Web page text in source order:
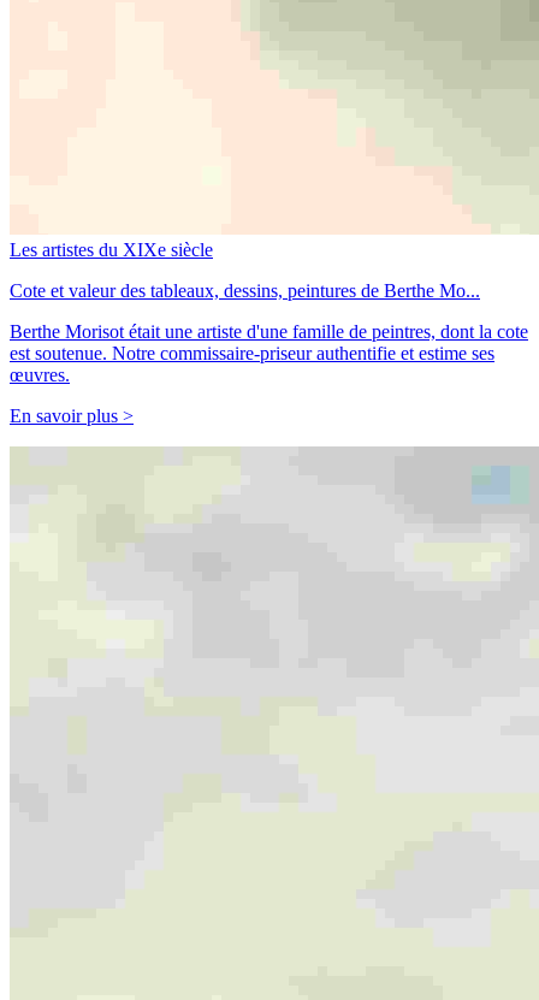
Les artistes du XIXe siècle
Cote et valeur des tableaux, dessins, peintures de Berthe Mo...
Berthe Morisot était une artiste d'une famille de peintres, dont la cote
est soutenue. Notre commissaire-priseur authentifie et estime ses
œuvres.
En savoir plus >